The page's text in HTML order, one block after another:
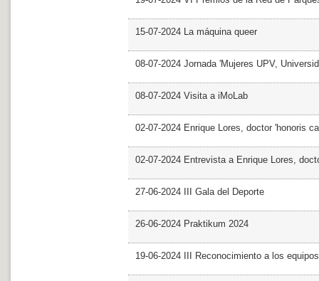
15-07-2024 La máquina queer
08-07-2024 Jornada 'Mujeres UPV,
08-07-2024 Visita a iMoLab
02-07-2024 Enrique Lores, doctor 'honoris
02-07-2024 Entrevista a Enrique Lores,
27-06-2024 III Gala del Deporte
26-06-2024 Praktikum 2024
19-06-2024 III Reconocimiento a los